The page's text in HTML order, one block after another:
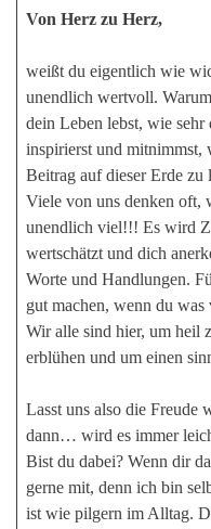
Von Herz zu Herz,
weißt du eigentlich wie
unendlich wertvoll.
dein Leben lebst, wie
inspirierst und mitnimmst,
Beitrag auf dieser Erde zu
Viele von uns denken oft,
unendlich viel!!! Es wird
wertschätzt und dich
Worte und Handlungen.
gut machen, wenn du was
Wir alle sind hier, um heil
erblühen und um einen
Lasst uns also die Freude
dann… wird es immer
Bist du dabei? Wenn dir
gerne mit, denn ich bin
ist wie pilgern im Alltag.